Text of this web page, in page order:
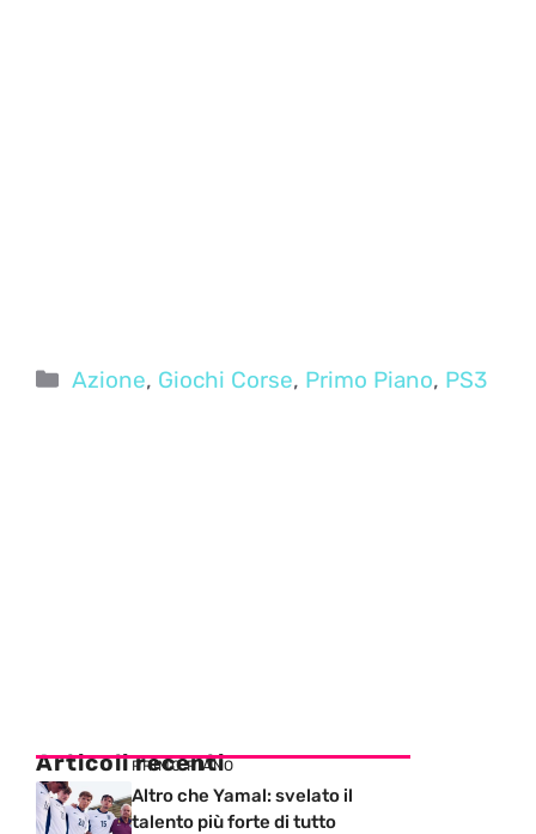
Categorie
Azione, Giochi Corse, Primo Piano, PS3
Articoli recenti
PRIMO PIANO
Altro che Yamal: svelato il
talento più forte di tutto